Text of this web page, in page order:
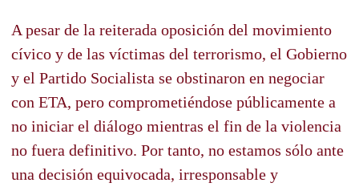
A pesar de la reiterada oposición del movimiento
cívico y de las víctimas del terrorismo, el Gobierno
y el Partido Socialista se obstinaron en negociar
con ETA, pero comprometiéndose públicamente a
no iniciar el diálogo mientras el fin de la violencia
no fuera definitivo. Por tanto, no estamos sólo ante
una decisión equivocada, irresponsable y